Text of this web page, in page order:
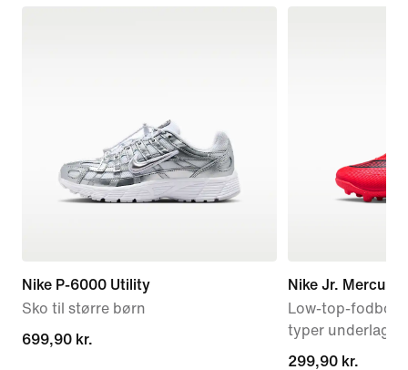
Nike P-6000 Utility
Sko til større børn
699,90 kr.
699,90 kr.
Nike Jr.
Low-top-
typer underlag
299,90 kr.
299,90 kr.